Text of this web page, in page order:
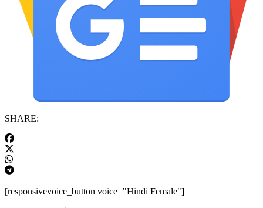
SHARE:
[responsivevoice_button voice="Hindi Female"]